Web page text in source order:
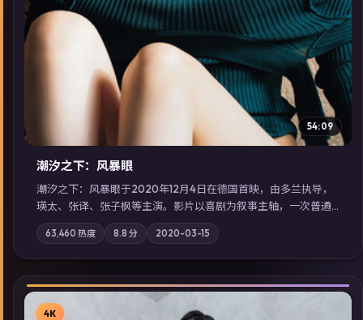
54:09
潮汐之下：风暴眼
潮汐之下：风暴眼于2020年12月4日在德国首映，由多兰执导，
瑛太、张译、张子枫等主演。影片以喜剧为叙事主轴，一次普通
通勤演变成全城关注的生死营救；摄影与配乐强化地域气质；站
内亦可通过「国产免费观看高清电视剧在线看」延展检索同类型
高分佳作，畅享高清在线追剧体验。
63,460 热度 8.8 分 2020-03-15
4K